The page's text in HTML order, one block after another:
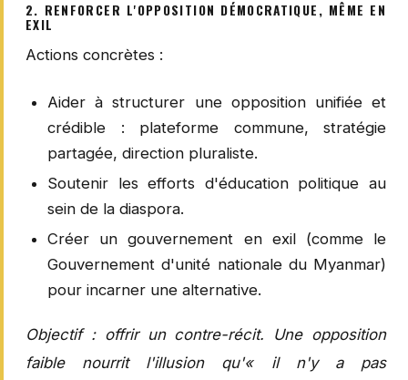
2. RENFORCER L'OPPOSITION DÉMOCRATIQUE, MÊME EN
EXIL
Actions concrètes :
Aider à structurer une opposition unifiée et
crédible : plateforme commune, stratégie
partagée, direction pluraliste.
Soutenir les efforts d'éducation politique au
sein de la diaspora.
Créer un gouvernement en exil (comme le
Gouvernement d'unité nationale du Myanmar)
pour incarner une alternative.
Objectif : offrir un contre-récit. Une opposition
faible nourrit l'illusion qu'« il n'y a pas